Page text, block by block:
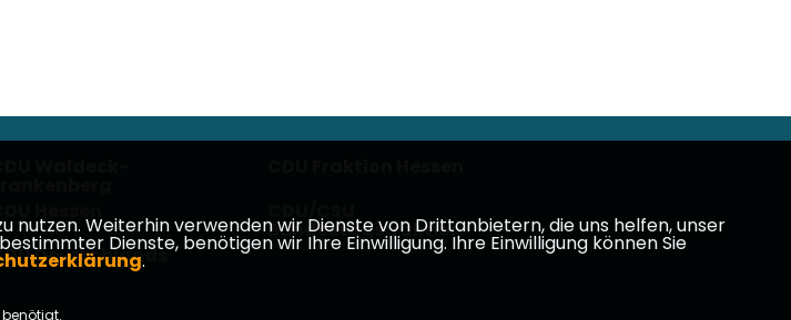
Deutschlands
Bundestagsfraktion
nutzen. Weiterhin verwenden wir Dienste von Drittanbietern, die uns helfen, unser
Dienste, benötigen wir Ihre Einwilligung. Ihre Einwilligung können Sie
.